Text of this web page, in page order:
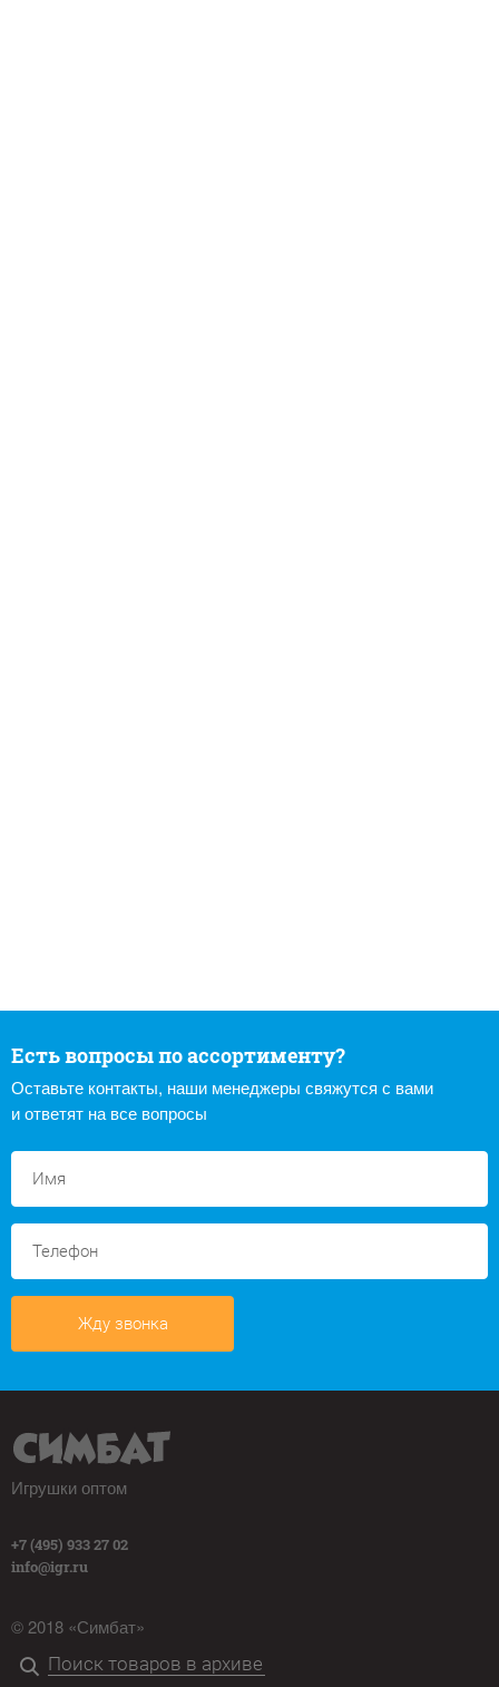
Есть вопросы по ассортименту?
Оставьте контакты, наши менеджеры свяжутся с вами
и ответят на все вопросы
Жду звонка
Игрушки оптом
+7 (495) 933 27 02
info@igr.ru
© 2018 «Симбат»